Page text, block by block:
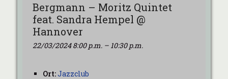
Bergmann – Moritz Quintet
feat. Sandra Hempel @
Hannover
22/03/2024 8:00 p.m. – 10:30 p.m.
Ort:Jazzclub